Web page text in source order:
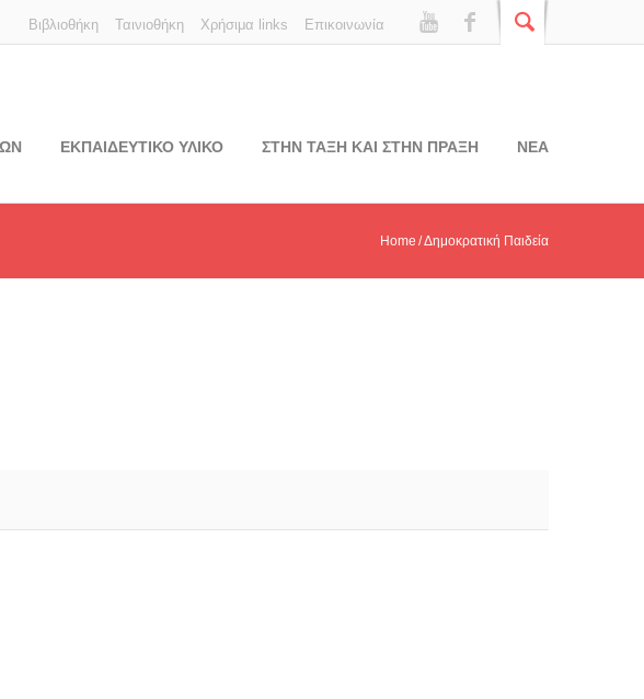
Επικοινωνία
Χρήσιμα links
Ταινιοθήκη
Βιβλιοθήκη
ΕΚΠΑΙΔΕΥΤΙΚΟ ΥΛΙΚΟ ΣΤΗΝ ΤΑΞΗ ΚΑΙ ΣΤΗΝ ΠΡΑΞΗ ΝΕΑ
Home Δημοκρατική Παιδεία